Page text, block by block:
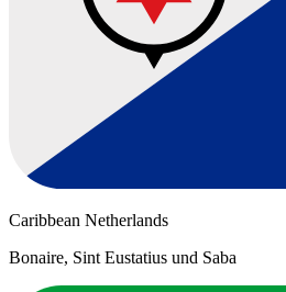
Caribbean Netherlands
Bonaire, Sint Eustatius und Saba